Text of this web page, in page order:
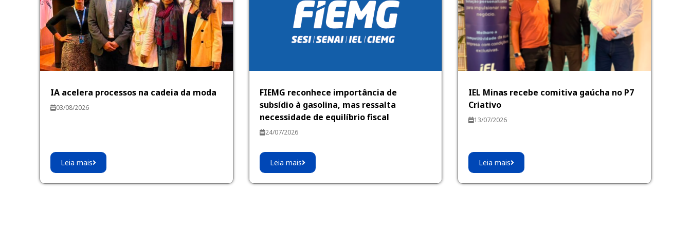
IA acelera processos na cadeia da moda
03/08/2026
Leia mais
FIEMG reconhece importância de
subsídio à gasolina, mas ressalta
necessidade de equilíbrio fiscal
24/07/2026
Leia mais
IEL Minas recebe comitiva gaúcha no P7
Criativo
13/07/2026
Leia mais